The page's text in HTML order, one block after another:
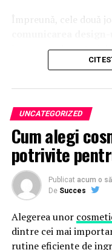
Împreună, cele două
în crearea de
Repere
Randările
materialele,
Randările
utilizatorului
în vizualizarea
Sunt esențiale
UNCATEGORIZED
Cum alegi
potrivite
Publicat acum o
De Succes
Alegerea unor
dintre cei mai
rutine eficiente de